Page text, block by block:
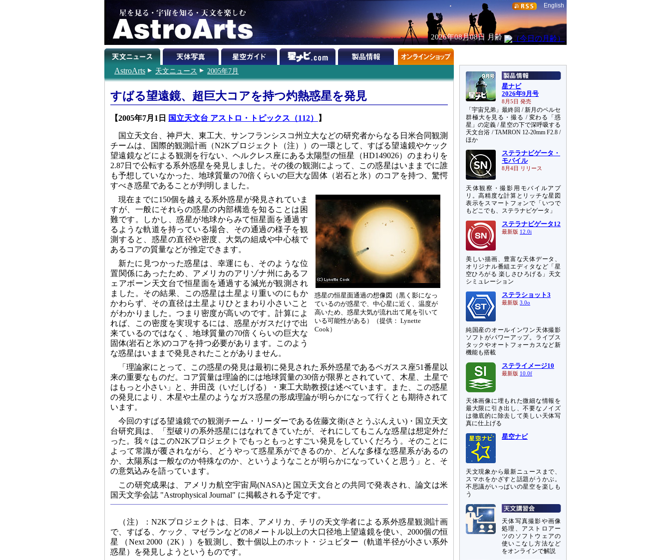
English
2026年08月08日 月齢
AstroArts 天文ニュース 2005年7月
すばる望遠鏡、超巨大コアを持つ灼熱惑星を発見
【2005年7月1日 国立天文台 アストロ・トピックス（112） 】
国立天文台、神戸大、東工大、サンフランシスコ州立大などの研究者からなる日米合同観測
チームは、国際的観測計画（N2Kプロジェクト（注））の一環として、すばる望遠鏡やケック
望遠鏡などによる観測を行ない、ヘルクレス座にある太陽型の恒星（HD149026）のまわりを
2.87日で公転する系外惑星を発見しました。その後の観測によって、この惑星はいままでに誰
も予想していなかった、地球質量の70倍くらいの巨大な固体（岩石と氷）のコアを持つ、驚愕
すべき惑星であることが判明しました。
惑星の恒星面通過の想像図（黒く影になっ
ているのが惑星で、中心星に近く、温度が
高いため、惑星大気が流れ出て尾を引いて
いる可能性がある）（提供： Lynette
Cook）
現在までに150個を越える系外惑星が発見されていま
すが、一般にそれらの惑星の内部構造を知ることは困
難です。しかし、惑星が地球からみて恒星面を通過す
るような軌道を持っている場合、その通過の様子を観
測すると、惑星の直径や密度、大気の組成や中心核で
あるコアの質量などが推定できます。
新たに見つかった惑星は、幸運にも、そのような位
置関係にあったため、アメリカのアリゾナ州にあるフ
ェアボーン天文台で恒星面を通過する減光が観測され
ました。その結果、この惑星は土星より重いのにもか
かわらず、その直径は土星よりひとまわり小さいこと
がわかりました。つまり密度が高いのです。計算によ
れば、この密度を実現するには、惑星がガスだけで出
来ているのではなく、地球質量の70倍くらいの巨大な
固体(岩石と氷)のコアを持つ必要があります。このよう
な惑星はいままで発見されたことがありません。
「理論家にとって、この惑星の発見は最初に発見された系外惑星であるペガスス座51番星以
来の重要なものだ。コア質量は理論的には地球質量の30倍が限界とされていて、木星、土星で
はもっと小さい」と、井田茂（いだしげる）・東工大助教授は述べています。また、この惑星
の発見により、木星や土星のようなガス惑星の形成理論が明らかになって行くとも期待されて
います。
今回のすばる望遠鏡での観測チーム・リーダーである佐藤文衛(さとうぶんえい)・国立天文
台研究員は、「型破りの系外惑星にはなれてきていたが、それにしてもこんな惑星は想定外だ
った。我々はこのN2Kプロジェクトでもっともっとすごい発見をしていくだろう。そのことに
よって常識が覆されながら、どうやって惑星系ができるのか、どんな多様な惑星系があるの
か、太陽系は一般なのか特殊なのか、というようなことが明らかになっていくと思う」と、そ
の意気込みを語っています。
この研究成果は、アメリカ航空宇宙局(NASA)と国立天文台との共同で発表され、論文は米
国天文学会誌 "Astrophysical Journal" に掲載される予定です。
（注）：N2Kプロジェクトは、日本、アメリカ、チリの天文学者による系外惑星観測計画
で、すばる、ケック、マゼランなどの8メートル以上の大口径地上望遠鏡を使い、2000個の恒
星 （Next 2000（2K））を観測し、数十個以上のホット・ジュピター（軌道半径が小さい系外
惑星）を発見しようというものです。
星ナビ
2026年9月号
8月5日 発売
「宇宙兄弟」最終回 / 新月のペルセ
群極大を見る・撮る / 変わる「惑
星」の定義 / 星空の下で深呼吸する
天文台浴 / TAMRON 12-20mm F2.8 /
ほか
ステラナビゲータ・
モバイル
8月4日 リリース
天体観察・撮影用モバイルアプ
リ。高精度な計算とリッチな星図
表示をスマートフォンで「いつで
もどこでも、ステラナビゲータ」
ステラナビゲータ12
最新版 12.0i
美しい描画、豊富な天体データ、
オリジナル番組エディタなど「星
空ひろがる 楽しさひろげる」天文
シミュレーション
ステラショット3
最新版 3.0o
純国産のオールインワン天体撮影
ソフトがパワーアップ。ライブス
タックやオートフォーカスなど新
機能も搭載
ステライメージ10
最新版 10.0f
天体画像に埋もれた微細な情報を
最大限に引き出し、不要なノイズ
は徹底的に除去して美しい天体写
真に仕上げる
星空ナビ
天文現象から最新ニュースまで、
スマホをかざすと話題がうかぶ。
不思議がいっぱいの星空を楽しも
う
天体写真撮影や画像
処理、アストロアー
ツのソフトウェアの
使いこなし方法など
をオンラインで解説